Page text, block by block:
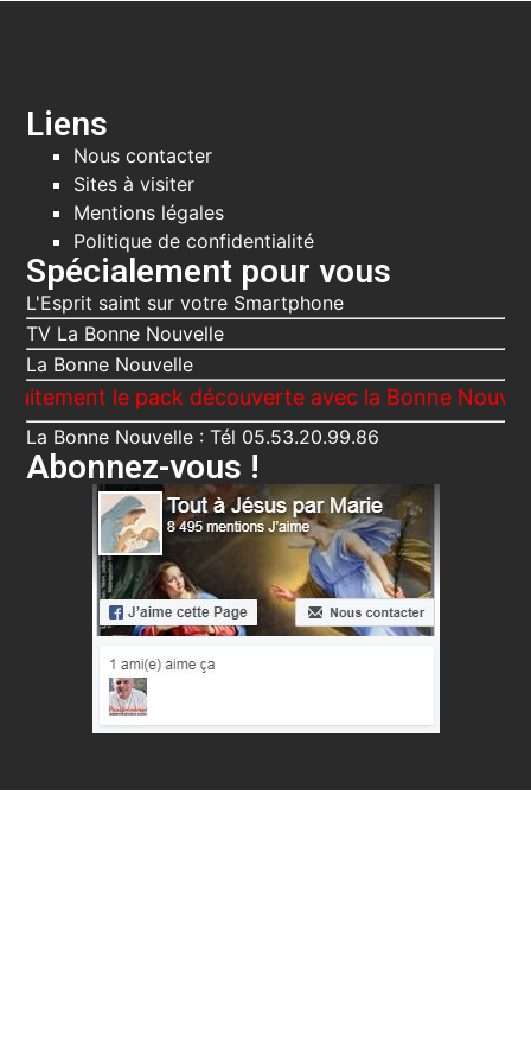
Liens
Nous contacter
Sites à visiter
Mentions légales
Politique de confidentialité
Spécialement pour vous
L'Esprit saint sur votre Smartphone
TV La Bonne Nouvelle
La Bonne Nouvelle
le pack découverte avec la Bonne Nouvelle, Le
La Bonne Nouvelle : Tél 05.53.20.99.86
Abonnez-vous !